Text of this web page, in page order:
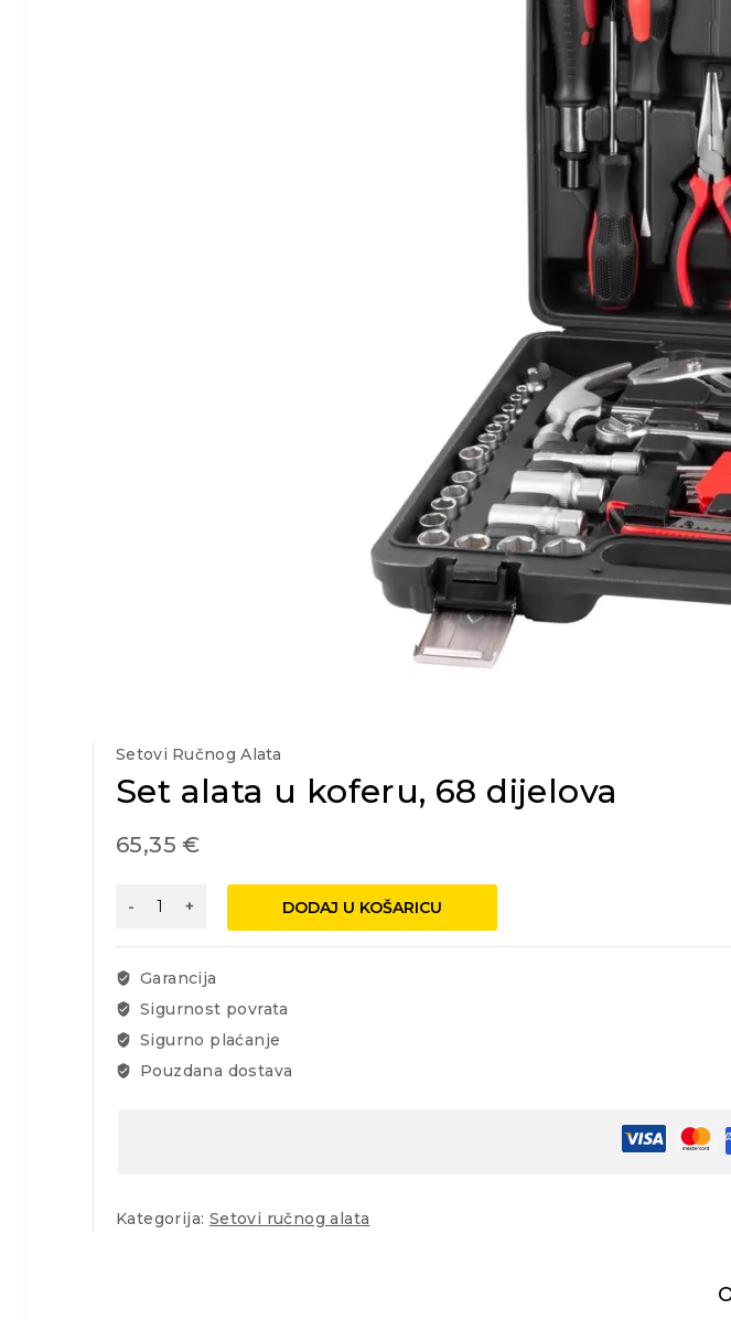
Setovi Ručnog Alata
Set alata u koferu, 68 dijelova
65,35 €
Set
u
koferu,
dijelova
količina
DODAJ U KOŠARICU
Garancija
Sigurnost povrata
Sigurno plaćanje
Pouzdana dostava
Kategorija: Setovi ručnog alata